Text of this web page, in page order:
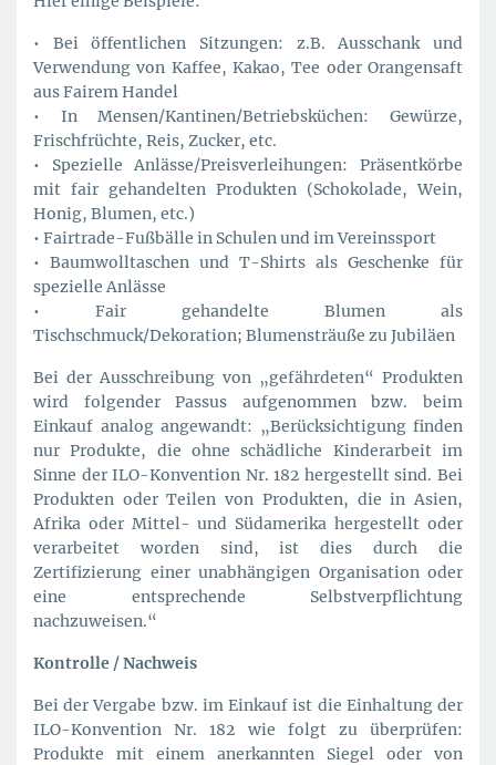
• Bei öffentlichen Sitzungen: z.B. Ausschank und
Verwendung von Kaffee, Kakao, Tee oder Orangensaft
aus Fairem Handel
• In Mensen/Kantinen/Betriebsküchen: Gewürze,
Frischfrüchte, Reis, Zucker, etc.
• Spezielle Anlässe/Preisverleihungen: Präsentkörbe
mit fair gehandelten Produkten (Schokolade, Wein,
Honig, Blumen, etc.)
• Fairtrade-Fußbälle in Schulen und im Vereinssport
• Baumwolltaschen und T-Shirts als Geschenke für
spezielle Anlässe
• Fair gehandelte Blumen als
Tischschmuck/Dekoration; Blumensträuße zu Jubiläen
Bei der Ausschreibung von „gefährdeten“ Produkten
wird folgender Passus aufgenommen bzw. beim
Einkauf analog angewandt: „Berücksichtigung finden
nur Produkte, die ohne schädliche Kinderarbeit im
Sinne der ILO-Konvention Nr. 182 hergestellt sind. Bei
Produkten oder Teilen von Produkten, die in Asien,
Afrika oder Mittel- und Südamerika hergestellt oder
verarbeitet worden sind, ist dies durch die
Zertifizierung einer unabhängigen Organisation oder
eine entsprechende Selbstverpflichtung
nachzuweisen.“
Kontrolle / Nachweis
Bei der Vergabe bzw. im Einkauf ist die Einhaltung der
ILO-Konvention Nr. 182 wie folgt zu überprüfen:
Produkte mit einem anerkannten Siegel oder von